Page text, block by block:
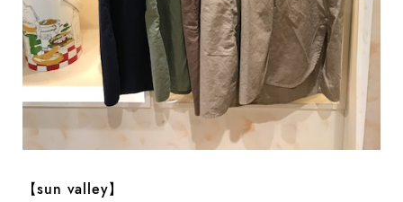
【sun valley】